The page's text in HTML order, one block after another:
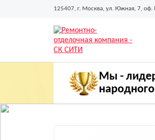
125407, г. Москва, ул. Южная, 7, оф.
Мы -